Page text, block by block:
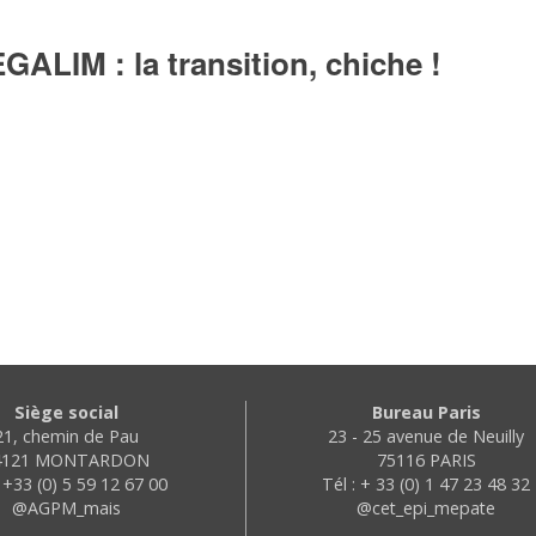
: la transition, chiche !
Siège social
chemin de Pau
MONTARDON
(0) 5 59 12 67 00
@AGPM_mais
Bureau Paris
23 - 25 avenue de Neuilly
75116 PARIS
Tél : + 33 (0) 1 47 23 48 32
@cet_epi_mepate